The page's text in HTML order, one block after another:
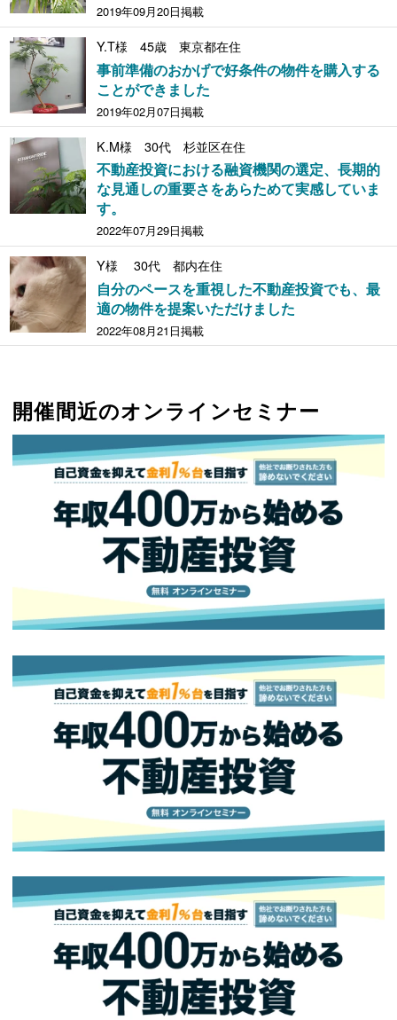
2019年09月20日掲載
Y.T様 45歳 東京都在住
事前準備のおかげで好条件の物件を購入する
ことができました
2019年02月07日掲載
K.M様 30代 杉並区在住
不動産投資における融資機関の選定、長期的
な見通しの重要さをあらためて実感していま
す。
2022年07月29日掲載
Y様 30代 都内在住
自分のペースを重視した不動産投資でも、最
適の物件を提案いただけました
2022年08月21日掲載
開催間近のオンラインセミナー